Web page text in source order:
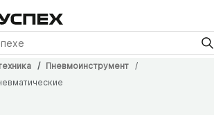
Пневмоинструмент